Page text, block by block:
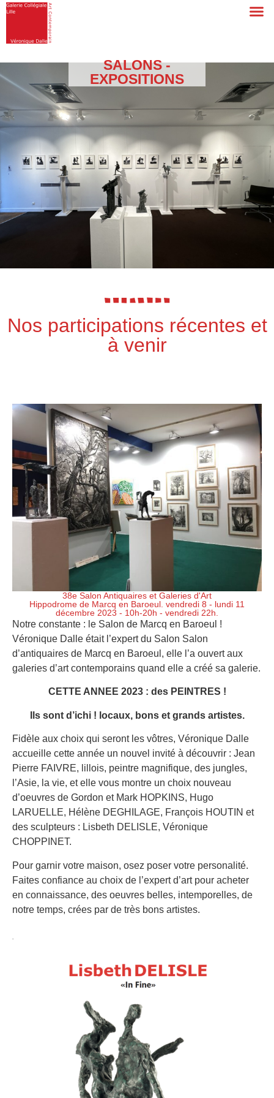
SALONS -
EXPOSITIONS
Nos participations récentes et
à venir
38e Salon Antiquaires et Galeries d'Art
Hippodrome de Marcq en Baroeul. vendredi 8 - lundi 11
décembre 2023 - 10h-20h - vendredi 22h.
Notre constante : le Salon de Marcq en Baroeul !
Véronique Dalle était l’expert du Salon Salon
d’antiquaires de Marcq en Baroeul, elle l’a ouvert aux
galeries d’art contemporains quand elle a créé sa galerie.
CETTE ANNEE 2023 : des PEINTRES !
Ils sont d’ichi ! locaux, bons et grands artistes.
Fidèle aux choix qui seront les vôtres, Véronique Dalle
accueille cette année un nouvel invité à découvrir : Jean
Pierre FAIVRE, lillois, peintre magnifique, des jungles,
l’Asie, la vie, et elle vous montre un choix nouveau
d’oeuvres de Gordon et Mark HOPKINS, Hugo
LARUELLE, Hélène DEGHILAGE, François HOUTIN et
des sculpteurs : Lisbeth DELISLE, Véronique
CHOPPINET.
Pour garnir votre maison, osez poser votre personalité.
Faites confiance au choix de l’expert d’art pour acheter
en connaissance, des oeuvres belles, intemporelles, de
notre temps, crées par de très bons artistes.